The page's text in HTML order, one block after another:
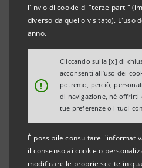
l'invio di cookie di "terze parti"
diverso da quello visitato). L'uso
anno.
!
Cliccando sulla [x] di
acconsenti all’uso dei
potremo, perciò,
di navigazione, né
tue preferenze o i tuoi
È possibile consultare
il consenso ai cookie o
modificare le proprie scelte in
Il Calendario
Il piacere dell’attesa, il
di una gustosa ricompensa:
l’incanto del Calendario
original di Intesa Sanpaolo
primo dicembre fino alla